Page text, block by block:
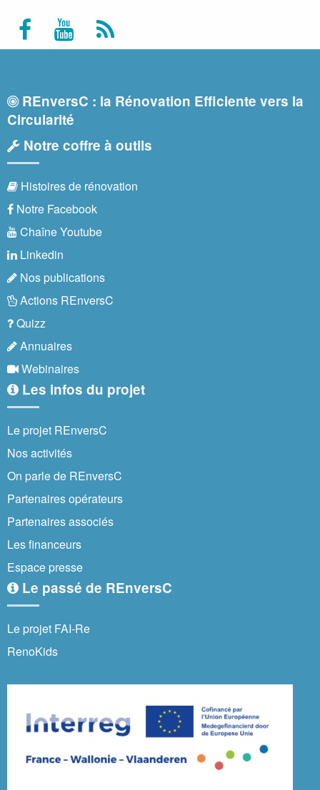
REnversC : la Rénovation Efficiente vers la
Circularité
Notre coffre à outils
Histoires de rénovation
Notre Facebook
Chaîne Youtube
Linkedin
Nos publications
Actions REnversC
Quizz
Annuaires
Webinaires
Les infos du projet
Le projet REnversC
Nos activités
On parle de REnversC
Partenaires opérateurs
Partenaires associés
Les financeurs
Espace presse
Le passé de REnversC
Le projet FAI-Re
RenoKids